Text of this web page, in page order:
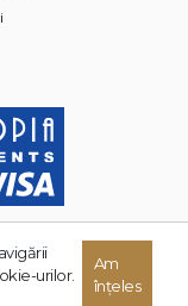
rezervate.
urilor.
Am
înțeles